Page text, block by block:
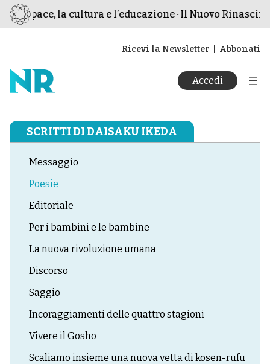
la pace, la cultura e l’educazione · Il Nuovo
Ricevi la Newsletter Abbonati
Accedi
SCRITTI DI DAISAKU IKEDA
Messaggio
Poesie
Editoriale
Per i bambini e le bambine
La nuova rivoluzione umana
Discorso
Saggio
Incoraggiamenti delle quattro stagioni
Vivere il Gosho
Scaliamo insieme una nuova vetta di kosen-rufu